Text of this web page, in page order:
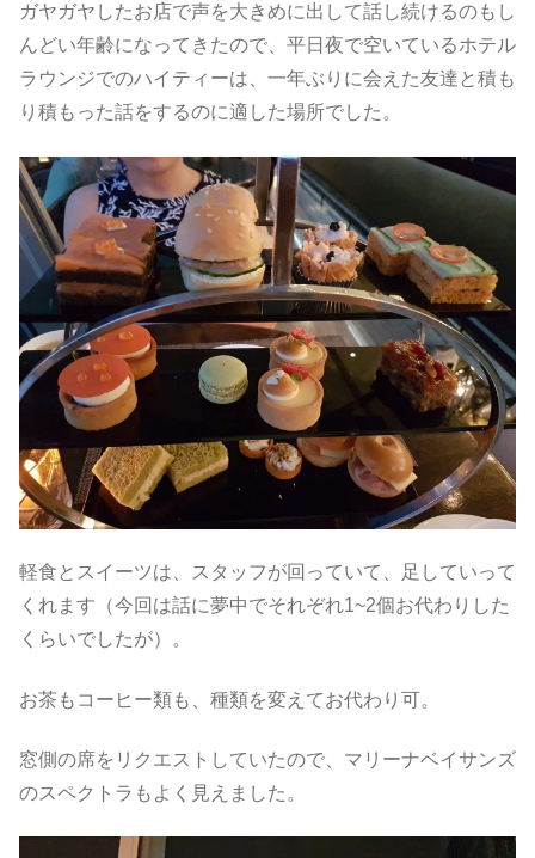
ガヤガヤしたお店で声を大きめに出して話し続けるのもし
んどい年齢になってきたので、平日夜で空いているホテル
ラウンジでのハイティーは、一年ぶりに会えた友達と積も
り積もった話をするのに適した場所でした。
軽食とスイーツは、スタッフが回っていて、足していって
くれます（今回は話に夢中でそれぞれ1~2個お代わりした
くらいでしたが）。
お茶もコーヒー類も、種類を変えてお代わり可。
窓側の席をリクエストしていたので、マリーナベイサンズ
のスペクトラもよく見えました。